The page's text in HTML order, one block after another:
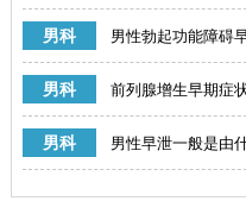
男科 男性勃起功能障碍
男科 前列腺增生早期症
男科 男性早泄一般是由